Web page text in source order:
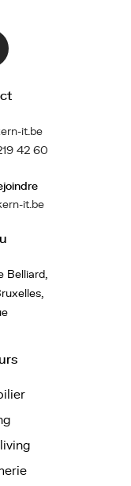
it.be
42 60
it.be
Belliard,